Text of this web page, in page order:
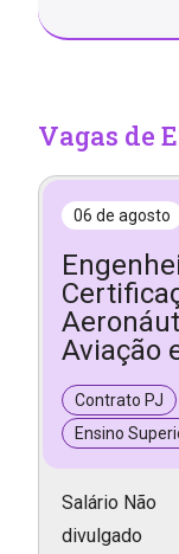
Vagas de
06 de agosto
Aviação
Contrato PJ
Ensino
Salário Não
divulgado